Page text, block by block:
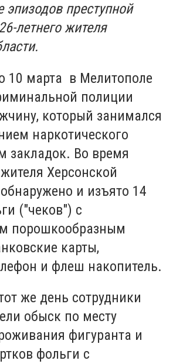
эпизодов преступной
летнего жителя
10 марта в Мелитополе
полиции
который занимался
наркотического
закладок. Во время
Херсонской
и изъято 14
("чеков") с
порошкообразным
карты,
и флеш накопитель.
же день сотрудники
обыск по месту
фигуранта и
фольги с